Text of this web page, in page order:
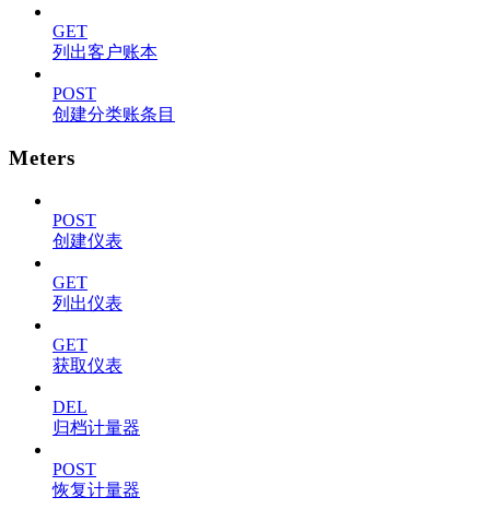
GET
列出客户账本
POST
创建分类账条目
Meters
POST
创建仪表
GET
列出仪表
GET
获取仪表
DEL
归档计量器
POST
恢复计量器